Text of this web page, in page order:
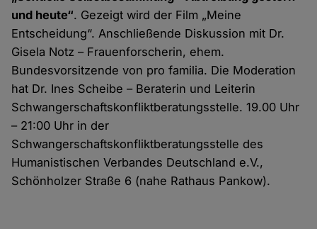
und heute“. Gezeigt wird der Film „Meine
Entscheidung“. Anschließende Diskussion mit Dr.
Gisela Notz – Frauenforscherin, ehem.
Bundesvorsitzende von pro familia. Die Moderation
hat Dr. Ines Scheibe – Beraterin und Leiterin
Schwangerschaftskonfliktberatungsstelle. 19.00 Uhr
– 21:00 Uhr in der
Schwangerschaftskonfliktberatungsstelle des
Humanistischen Verbandes Deutschland e.V.,
Schönholzer Straße 6 (nahe Rathaus Pankow).